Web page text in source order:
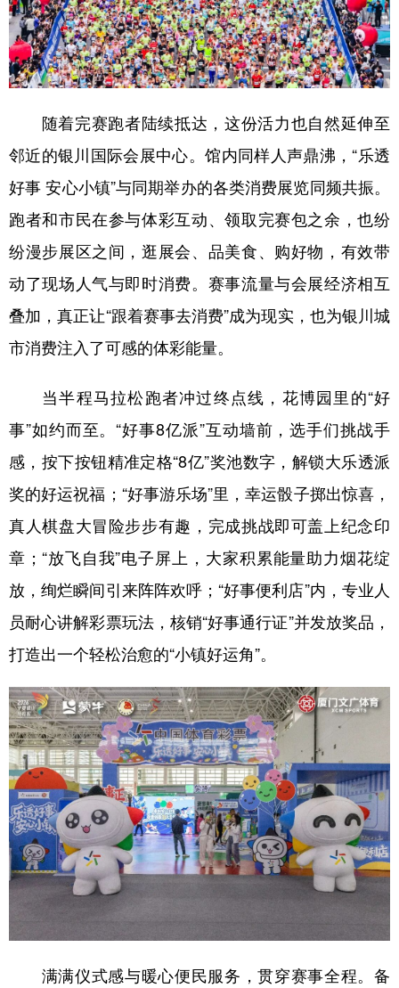
随着完赛跑者陆续抵达，这份活力也自然延伸至
邻近的银川国际会展中心。馆内同样人声鼎沸，“乐透
好事 安心小镇”与同期举办的各类消费展览同频共振。
跑者和市民在参与体彩互动、领取完赛包之余，也纷
纷漫步展区之间，逛展会、品美食、购好物，有效带
动了现场人气与即时消费。赛事流量与会展经济相互
叠加，真正让“跟着赛事去消费”成为现实，也为银川城
市消费注入了可感的体彩能量。
当半程马拉松跑者冲过终点线，花博园里的“好
事”如约而至。“好事8亿派”互动墙前，选手们挑战手
感，按下按钮精准定格“8亿”奖池数字，解锁大乐透派
奖的好运祝福；“好事游乐场”里，幸运骰子掷出惊喜，
真人棋盘大冒险步步有趣，完成挑战即可盖上纪念印
章；“放飞自我”电子屏上，大家积累能量助力烟花绽
放，绚烂瞬间引来阵阵欢呼；“好事便利店”内，专业人
员耐心讲解彩票玩法，核销“好事通行证”并发放奖品，
打造出一个轻松治愈的“小镇好运角”。
满满仪式感与暖心便民服务，贯穿赛事全程。备